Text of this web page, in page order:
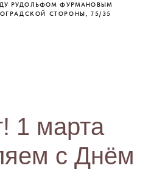
РУДОЛЬФОМ ФУРМАНОВЫМ
СТОРОНЫ, 75/35
1 марта
с Днём